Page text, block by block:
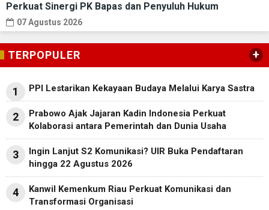
Perkuat Sinergi PK Bapas dan Penyuluh Hukum
07 Agustus 2026
TERPOPULER +
1 PPI Lestarikan Kekayaan Budaya Melalui Karya Sastra
2
Prabowo Ajak Jajaran Kadin Indonesia Perkuat
Kolaborasi antara Pemerintah dan Dunia Usaha
3
Ingin Lanjut S2 Komunikasi? UIR Buka Pendaftaran
hingga 22 Agustus 2026
4
Kanwil Kemenkum Riau Perkuat Komunikasi dan
Transformasi Organisasi